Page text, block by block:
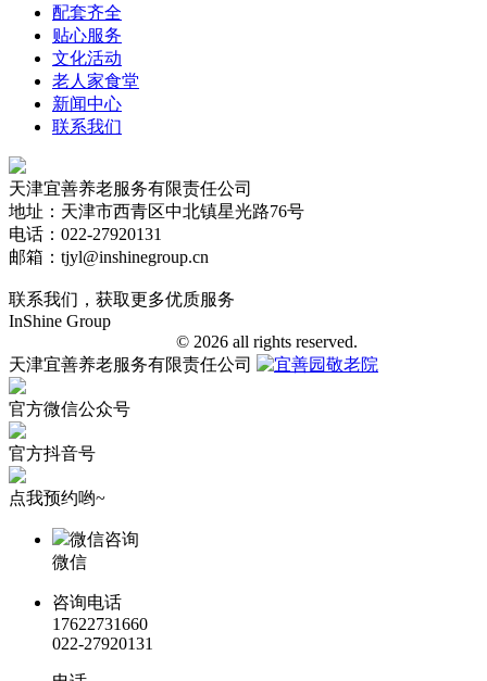
配套齐全
贴心服务
文化活动
老人家食堂
新闻中心
联系我们
天津宜善养老服务有限责任公司
地址：天津市西青区中北镇星光路76号
电话：022-27920131
邮箱：tjyl@inshinegroup.cn
联系我们，获取更多优质服务
InShine Group
© 2026 all rights reserved.
天津宜善养老服务有限责任公司
官方微信公众号
官方抖音号
点我预约哟~
微信咨询
微信
咨询电话
17622731660
022-27920131